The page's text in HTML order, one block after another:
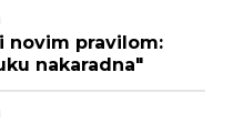
novim pravilom:
nakaradna"